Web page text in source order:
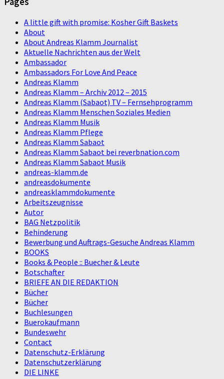
A little gift with promise: Kosher Gift Baskets
About
About Andreas Klamm Journalist
Aktuelle Nachrichten aus der Welt
Ambassador
Ambassadors For Love And Peace
Andreas Klamm
Andreas Klamm – Archiv 2012 – 2015
Andreas Klamm (Sabaot) TV – Fernsehprogramm
Andreas Klamm Menschen Soziales Medien
Andreas Klamm Musik
Andreas Klamm Pflege
Andreas Klamm Sabaot
Andreas Klamm Sabaot bei reverbnation.com
Andreas Klamm Sabaot Musik
andreas-klamm.de
andreasdokumente
andreasklammdokumente
Arbeitszeugnisse
Autor
BAG Netzpolitik
Behinderung
Bewerbung und Auftrags-Gesuche Andreas Klamm
BOOKS
Books & People :: Buecher & Leute
Botschafter
BRIEFE AN DIE REDAKTION
Bücher
Bücher
Buchlesungen
Buerokaufmann
Bundeswehr
Contact
Datenschutz-Erklärung
Datenschutzerklärung
DIE LINKE